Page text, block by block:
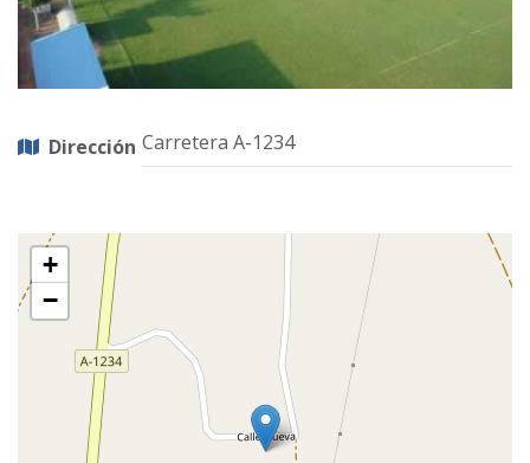
Dirección Carretera A-1234
+
−